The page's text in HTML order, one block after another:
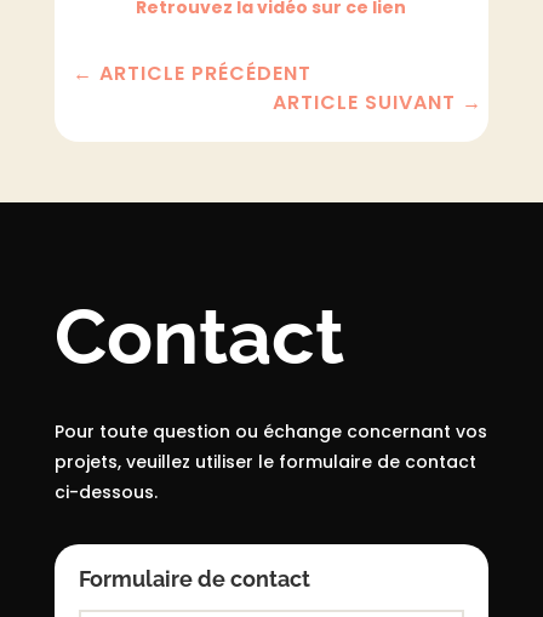
Retrouvez la vidéo sur ce lien
← ARTICLE PRÉCÉDENT
ARTICLE SUIVANT →
Contact
Pour toute question ou échange concernant vos
projets, veuillez utiliser le formulaire de contact
ci-dessous.
Formulaire de contact